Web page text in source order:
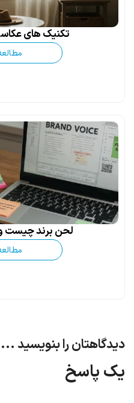
تکنیک های
لحن برند چیست و
دیدگاهتان را بنویسید ...
یک پاسخ